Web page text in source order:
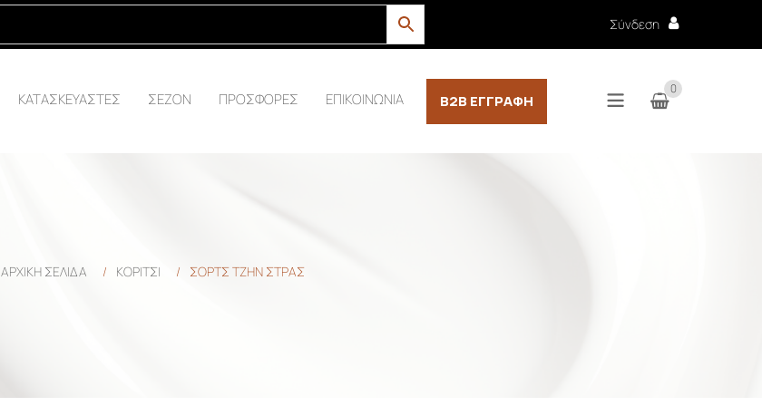
Σύνδεση
ΚΑΤΑΣΚΕΥΑΣΤΕΣ ΣΕΖΟΝ ΠΡΟΣΦΟΡΕΣ ΕΠΙΚΟΙΝΩΝΙΑ B2B ΕΓΓΡΑΦΉ
0
ΑΡΧΙΚΉ ΣΕΛΊΔΑ / ΚΟΡΙΤΣΙ / ΣΟΡΤΣ ΤΖΗΝ ΣΤΡΑΣ